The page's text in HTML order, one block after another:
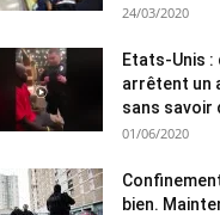
24/03/2020
Etats-Unis
arrêtent un
sans savoir
01/06/2020
bien.